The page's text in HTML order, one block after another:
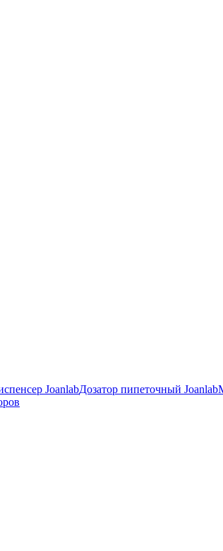
JoanlabДозатор пипеточный Joanlab